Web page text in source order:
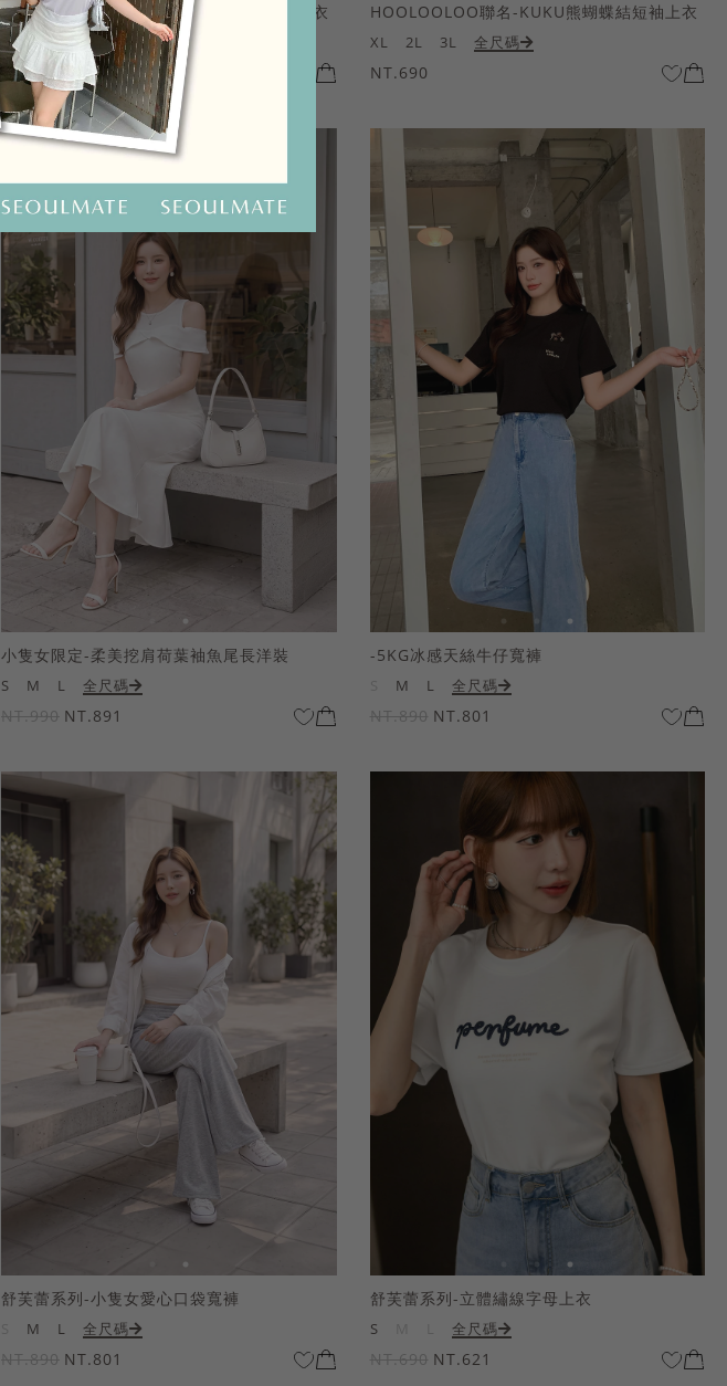
HOOLOOLOO聯名-KUKU熊蝴蝶結短袖上衣
S M L 全尺碼
NT.690
HOOLOOLOO聯名-KUKU熊蝴蝶結短袖上衣
XL 2L 3L 全尺碼
NT.690
小隻女限定-柔美挖肩荷葉袖魚尾長洋裝
S M L 全尺碼
NT.990 NT.891
-5KG冰感天絲牛仔寬褲
M L 全尺碼
NT.890 NT.801
舒芙蕾系列-小隻女愛心口袋寬褲
M L 全尺碼
NT.890 NT.801
舒芙蕾系列-立體繡線字母上衣
S 全尺碼
NT.690 NT.621